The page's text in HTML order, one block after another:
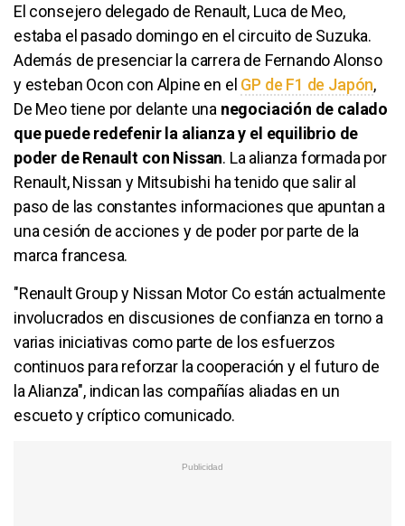
El consejero delegado de Renault, Luca de Meo,
estaba el pasado domingo en el circuito de Suzuka.
Además de presenciar la carrera de Fernando Alonso
y esteban Ocon con Alpine en el GP de F1 de Japón,
De Meo tiene por delante una negociación de calado
que puede redefenir la alianza y el equilibrio de
poder de Renault con Nissan. La alianza formada por
Renault, Nissan y Mitsubishi ha tenido que salir al
paso de las constantes informaciones que apuntan a
una cesión de acciones y de poder por parte de la
marca francesa.
"Renault Group y Nissan Motor Co están actualmente
involucrados en discusiones de confianza en torno a
varias iniciativas como parte de los esfuerzos
continuos para reforzar la cooperación y el futuro de
la Alianza", indican las compañías aliadas en un
escueto y críptico comunicado.